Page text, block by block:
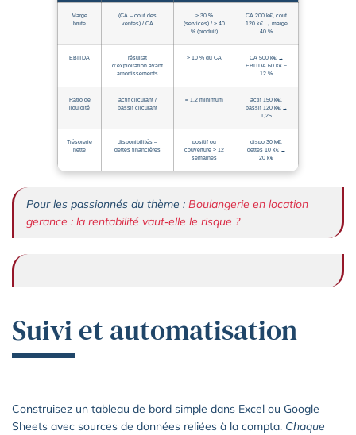
Marge
brute
(CA – coût des
ventes) / CA
> 30 %
(services) / > 40
% (produit)
CA 200 k€, coût
120 k€ → marge
40 %
EBITDA
résultat
d’exploitation avant
amortissements
> 10 % du CA
CA 500 k€ →
EBITDA 60 k€ =
12 %
Ratio de
liquidité
actif circulant /
passif circulant
≈ 1,2 minimum
actif 150 k€,
passif 120 k€ →
1,25
Trésorerie
nette
disponibilités –
dettes financières
positif ou
couverture > 12
semaines
dispo 30 k€,
dettes 10 k€ →
20 k€
Pour les passionnés du thème : Boulangerie en location
gerance : la rentabilité vaut‑elle le risque ?
Suivi et automatisation
Construisez un tableau de bord simple dans Excel ou Google
Sheets avec sources de données reliées à la compta. Chaque